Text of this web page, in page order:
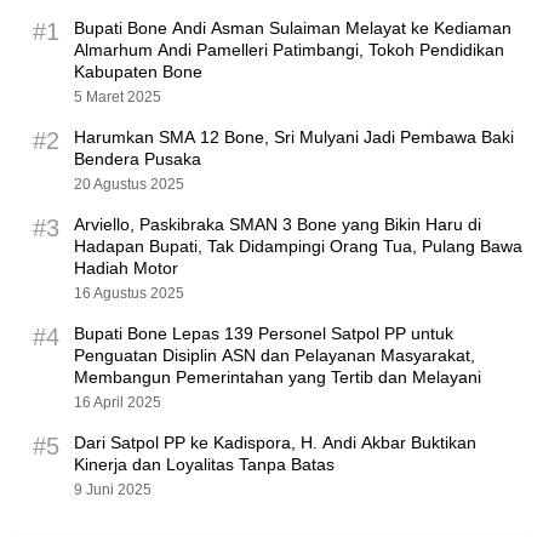
#1
Bupati Bone Andi Asman Sulaiman Melayat ke Kediaman
Almarhum Andi Pamelleri Patimbangi, Tokoh Pendidikan
Kabupaten Bone
5 Maret 2025
#2
Harumkan SMA 12 Bone, Sri Mulyani Jadi Pembawa Baki
Bendera Pusaka
20 Agustus 2025
#3
Arviello, Paskibraka SMAN 3 Bone yang Bikin Haru di
Hadapan Bupati, Tak Didampingi Orang Tua, Pulang Bawa
Hadiah Motor
16 Agustus 2025
#4
Bupati Bone Lepas 139 Personel Satpol PP untuk
Penguatan Disiplin ASN dan Pelayanan Masyarakat,
Membangun Pemerintahan yang Tertib dan Melayani
16 April 2025
#5
Dari Satpol PP ke Kadispora, H. Andi Akbar Buktikan
Kinerja dan Loyalitas Tanpa Batas
9 Juni 2025